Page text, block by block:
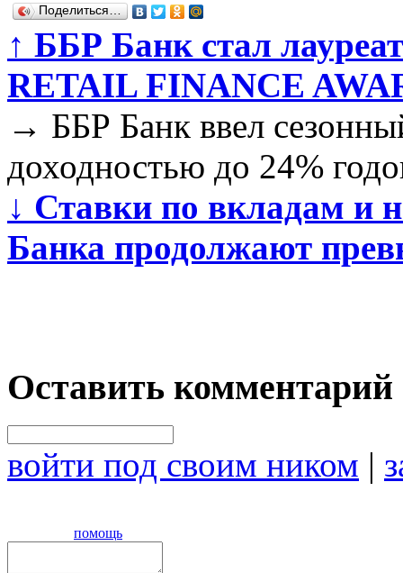
Поделиться…
↑ ББР Банк стал
RETAIL FINANCE
→ ББР Банк ввел
доходностью до 24%
↓ Ставки по вкладам и
Банка продолжают
Оставить комментарий
войти под своим ником |
помощь